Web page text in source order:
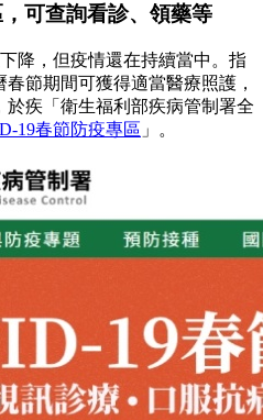
可查詢看診、領藥等
降，但疫情還在持續當中。指
節期間可獲得適當醫療照護，
疾「衛生福利部疾病管制署全
19春節防疫專區 」。